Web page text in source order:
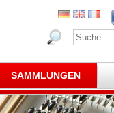
SAMMLUNGEN